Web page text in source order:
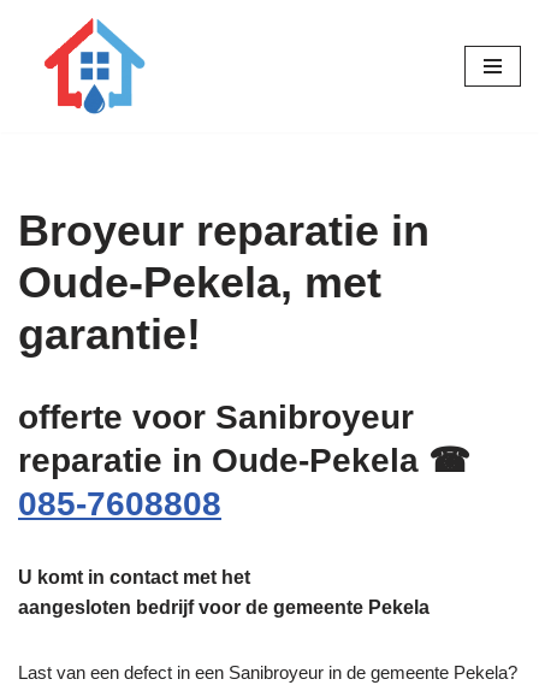
Broyeur reparatie in
Oude-Pekela, met
garantie!
offerte voor Sanibroyeur
reparatie in Oude-Pekela ☎
085-7608808
U komt in contact met het
aangesloten bedrijf voor de gemeente Pekela
Last van een defect in een Sanibroyeur in de gemeente Pekela?